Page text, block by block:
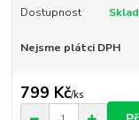
Dostupnost
Nejsme plátci DPH
799 Kč/ks